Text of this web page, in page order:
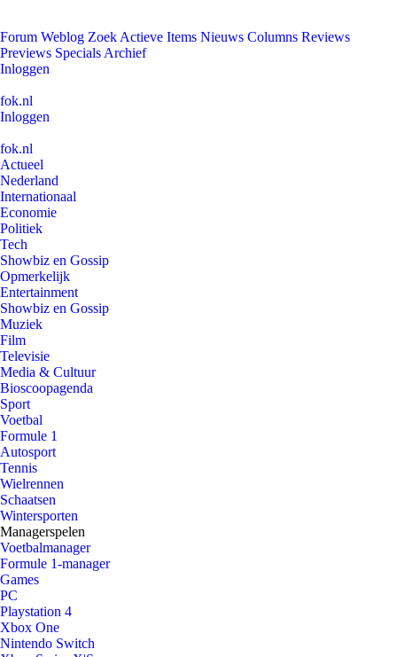
Forum Weblog Zoek Actieve Items Nieuws Columns Reviews
Previews Specials Archief
Inloggen
fok.nl
Inloggen
fok.nl
Actueel
Nederland
Internationaal
Economie
Politiek
Tech
Showbiz en Gossip
Opmerkelijk
Entertainment
Showbiz en Gossip
Muziek
Film
Televisie
Media & Cultuur
Bioscoopagenda
Sport
Voetbal
Formule 1
Autosport
Tennis
Wielrennen
Schaatsen
Wintersporten
Managerspelen
Voetbalmanager
Formule 1-manager
Games
PC
Playstation 4
Xbox One
Nintendo Switch